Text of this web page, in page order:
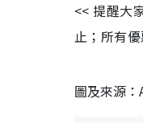
<< 提醒大
止；所有
圖及來源：